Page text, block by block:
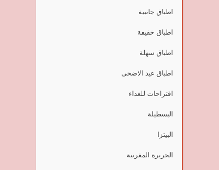
اطباق جانبية
اطباق خفيفة
اطباق سهلة
اطباق عيد الاضحى
اقتراحات للغداء
البسطيلة
البيتزا
الحريرة المغربية